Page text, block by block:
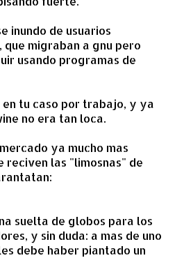
inundo de usuarios
que migraban a gnu pero
usando programas de
en tu caso por trabajo, y ya
no era tan loca.
ya mucho mas
reciven las "limosnas" de
suelta de globos para los
y sin duda: a mas de uno
debe haber piantado un